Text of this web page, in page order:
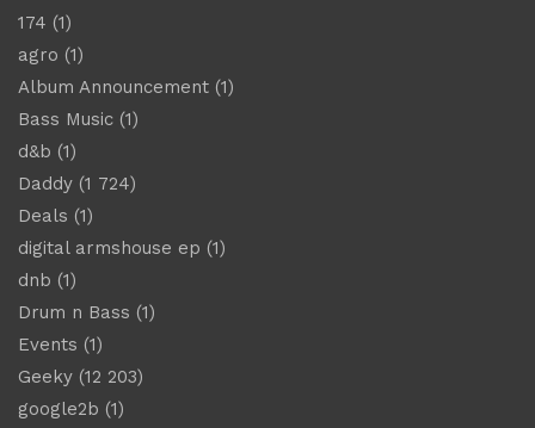
174 (1)
agro (1)
Album Announcement (1)
Bass Music (1)
d&b (1)
Daddy (1 724)
Deals (1)
digital armshouse ep (1)
dnb (1)
Drum n Bass (1)
Events (1)
Geeky (12 203)
google2b (1)